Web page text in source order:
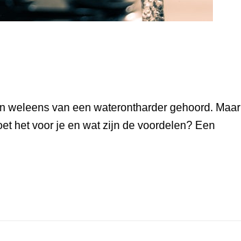
weleens van een waterontharder gehoord. Maar
het voor je en wat zijn de voordelen? Een